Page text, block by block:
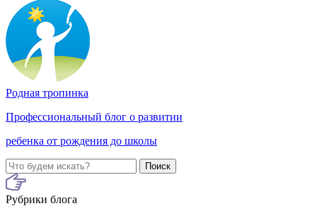
Родная тропинка
Профессиональный блог о развитии
ребенка от рождения до школы
Поиск
Рубрики блога